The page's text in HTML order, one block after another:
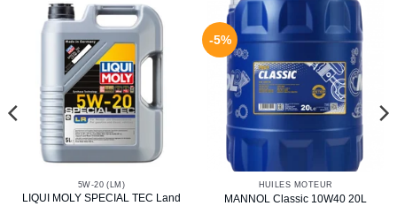
5W-20 (LM)
LIQUI MOLY SPECIAL TEC Land
-5%
HUILES MOTEUR
MANNOL Classic 10W40 20L